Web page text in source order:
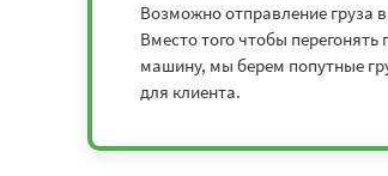
Возможно отправление груза
Вместо того чтобы перегонять
машину, мы берем попутные
для клиента.